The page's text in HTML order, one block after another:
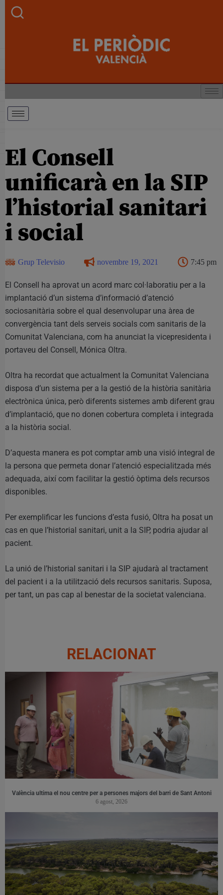
El Consell
unificarà en la SIP
l’historial sanitari
i social
Grup Televisio novembre 19, 2021 7:45 pm
El Consell ha aprovat un acord marc col·laboratiu per a la
implantació d’un sistema d’informació d’atenció
sociosanitària sobre el qual desenvolupar una àrea de
convergència tant dels serveis socials com sanitaris de la
Comunitat Valenciana, com ha anunciat la vicepresidenta i
portaveu del Consell, Mónica Oltra.
Oltra ha recordat que actualment la Comunitat Valenciana
disposa d’un sistema per a la gestió de la història sanitària
electrònica única, però diferents sistemes amb diferent grau
d’implantació, que no donen cobertura completa i integrada
a la història social.
D’aquesta manera es pot comptar amb una visió integral de
la persona que permeta donar l’atenció especialitzada més
adequada, així com facilitar la gestió òptima dels recursos
disponibles.
Per exemplificar les funcions d’esta fusió, Oltra ha posat un
cas en que l’historial sanitari, unit a la SIP, podria ajudar al
pacient.
La unió de l’historial sanitari i la SIP ajudarà al tractament
del pacient i a la utilització dels recursos sanitaris. Suposa,
per tant, un pas cap al benestar de la societat valenciana.
RELACIONAT
València ultima el nou centre per a persones majors del barri de Sant Antoni
6 agost, 2026